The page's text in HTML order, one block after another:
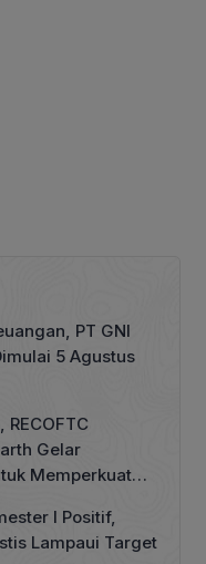
PT GNI
5 Agustus
RECOFTC
Gelar
Memperkuat
I Positif,
Lampaui Target